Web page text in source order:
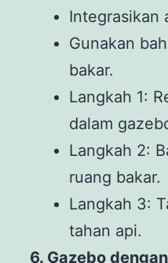
Integrasikan
Gunakan
bakar.
Langkah 1:
dalam
Langkah 2:
ruang bakar.
Langkah 3:
tahan api.
6. Gazebo